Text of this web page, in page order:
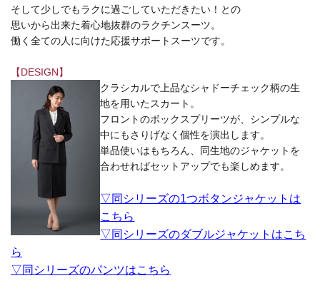
そして少しでもラクに過ごしていただきたい！との
思いから出来た着心地抜群のラクチンスーツ。
働く全ての人に向けた応援サポートスーツです。
【DESIGN】
クラシカルで上品なシャドーチェック柄の生
地を用いたスカート。
フロントのボックスプリーツが、シンプルな
中にもさりげなく個性を演出します。
単品使いはもちろん、同生地のジャケットを
合わせればセットアップでも楽しめます。
▽同シリーズの1つボタンジャケットは
こちら
▽同シリーズのダブルジャケットはこち
ら
▽同シリーズのパンツはこちら